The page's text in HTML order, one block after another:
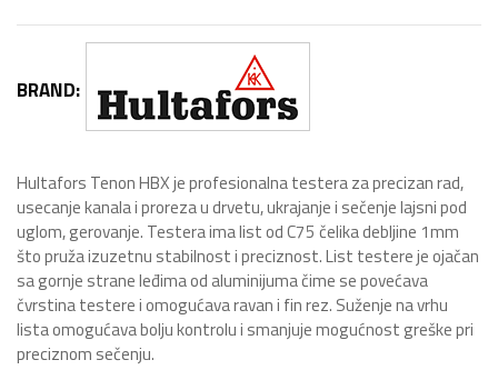
BRAND:
Hultafors Tenon HBX je profesionalna testera za precizan rad,
usecanje kanala i proreza u drvetu, ukrajanje i sečenje lajsni pod
uglom, gerovanje. Testera ima list od C75 čelika debljine 1mm
što pruža izuzetnu stabilnost i preciznost. List testere je ojačan
sa gornje strane leđima od aluminijuma čime se povećava
čvrstina testere i omogućava ravan i fin rez. Suženje na vrhu
lista omogućava bolju kontrolu i smanjuje mogućnost greške pri
preciznom sečenju.